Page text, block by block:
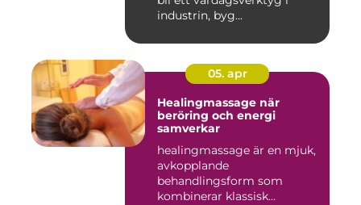
industrin, byg...
05. apr
Healingmassage när
beröring och energi
samverkar
healingmassage är en mjuk,
avkopplande
behandlingsform som
kombinerar klassisk